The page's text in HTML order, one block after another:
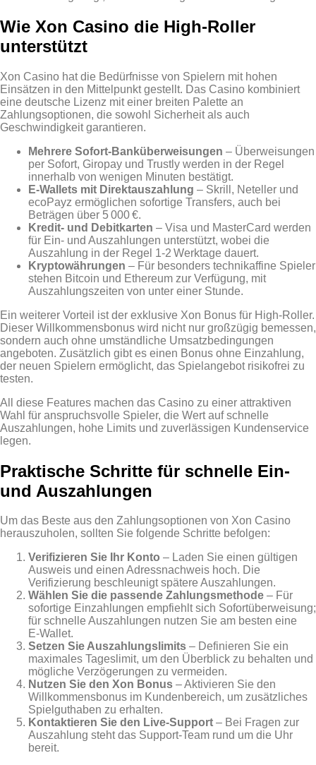
Wie Xon Casino die High‑Roller
unterstützt
Xon Casino hat die Bedürfnisse von Spielern mit hohen
Einsätzen in den Mittelpunkt gestellt. Das Casino kombiniert
eine deutsche Lizenz mit einer breiten Palette an
Zahlungsoptionen, die sowohl Sicherheit als auch
Geschwindigkeit garantieren.
Mehrere Sofort‑Banküberweisungen – Überweisungen
per Sofort, Giropay und Trustly werden in der Regel
innerhalb von wenigen Minuten bestätigt.
E‑Wallets mit Direktauszahlung – Skrill, Neteller und
ecoPayz ermöglichen sofortige Transfers, auch bei
Beträgen über 5 000 €.
Kredit‑ und Debitkarten – Visa und MasterCard werden
für Ein‑ und Auszahlungen unterstützt, wobei die
Auszahlung in der Regel 1‑2 Werktage dauert.
Kryptowährungen – Für besonders technikaffine Spieler
stehen Bitcoin und Ethereum zur Verfügung, mit
Auszahlungszeiten von unter einer Stunde.
Ein weiterer Vorteil ist der exklusive Xon Bonus für High‑Roller.
Dieser Willkommensbonus wird nicht nur großzügig bemessen,
sondern auch ohne umständliche Umsatzbedingungen
angeboten. Zusätzlich gibt es einen Bonus ohne Einzahlung,
der neuen Spielern ermöglicht, das Spielangebot risikofrei zu
testen.
All diese Features machen das Casino zu einer attraktiven
Wahl für anspruchsvolle Spieler, die Wert auf schnelle
Auszahlungen, hohe Limits und zuverlässigen Kundenservice
legen.
Praktische Schritte für schnelle Ein‑
und Auszahlungen
Um das Beste aus den Zahlungsoptionen von Xon Casino
herauszuholen, sollten Sie folgende Schritte befolgen:
Verifizieren Sie Ihr Konto – Laden Sie einen gültigen
Ausweis und einen Adressnachweis hoch. Die
Verifizierung beschleunigt spätere Auszahlungen.
Wählen Sie die passende Zahlungsmethode – Für
sofortige Einzahlungen empfiehlt sich Sofortüberweisung;
für schnelle Auszahlungen nutzen Sie am besten eine
E‑Wallet.
Setzen Sie Auszahlungslimits – Definieren Sie ein
maximales Tageslimit, um den Überblick zu behalten und
mögliche Verzögerungen zu vermeiden.
Nutzen Sie den Xon Bonus – Aktivieren Sie den
Willkommensbonus im Kundenbereich, um zusätzliches
Spielguthaben zu erhalten.
Kontaktieren Sie den Live‑Support – Bei Fragen zur
Auszahlung steht das Support‑Team rund um die Uhr
bereit.